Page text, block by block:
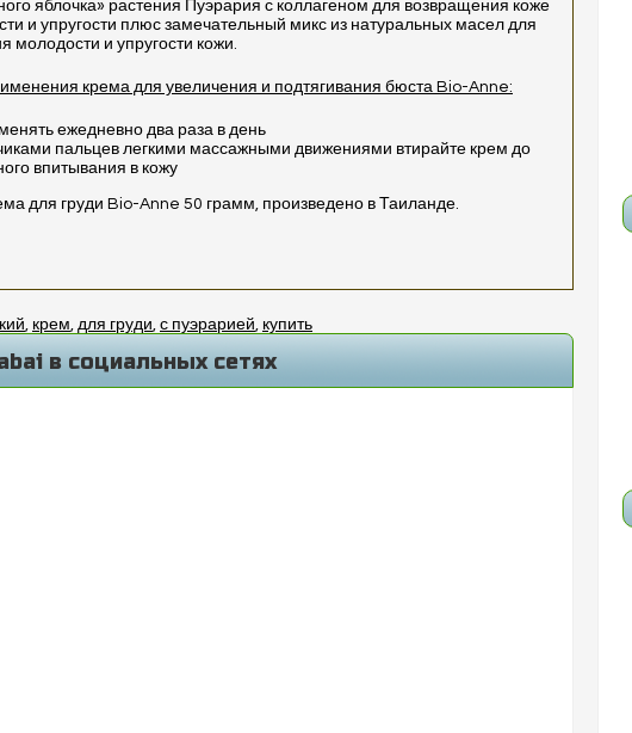
яблочка» растения Пуэрария с коллагеном для возвращения коже
и упругости плюс замечательный микс из натуральных масел для
молодости и упругости кожи.
крема для увеличения и подтягивания бюста Bio-Anne:
ежедневно два раза в день
пальцев легкими массажными движениями втирайте крем до
впитывания в кожу
для груди Bio-Anne 50 грамм, произведено в Таиланде.
, крем, для груди, с пуэрарией, купить
в социальных сетях